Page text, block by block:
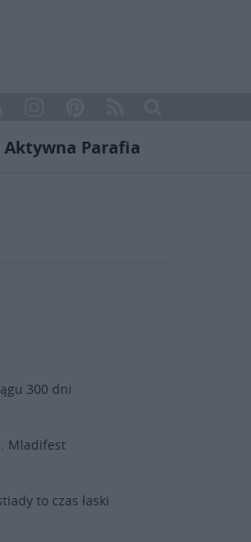
Aktywna Parafia
300 dni
Mladifest
to czas łaski